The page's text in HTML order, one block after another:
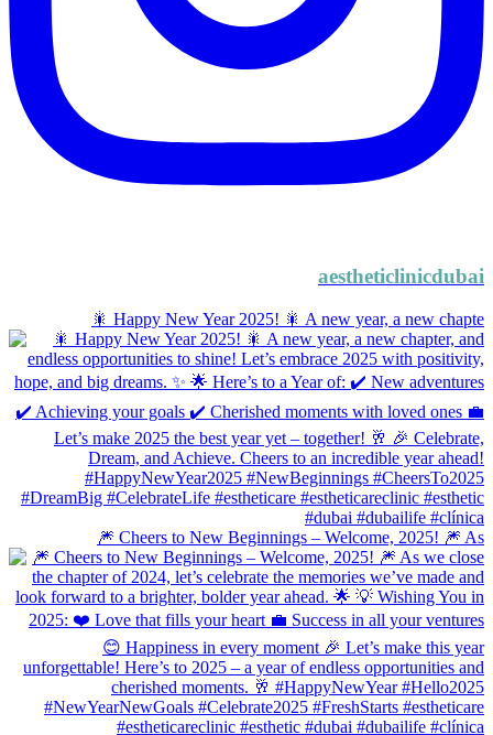
aestheticlinicdubai
🎇 Happy New Year 2025! 🎇 A new year, a new chapte
🎆 Cheers to New Beginnings – Welcome, 2025! 🎆 As